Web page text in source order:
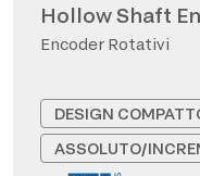
Hollow Shaft
Encoder Rotativi
DESIGN
ASSOLUTO/